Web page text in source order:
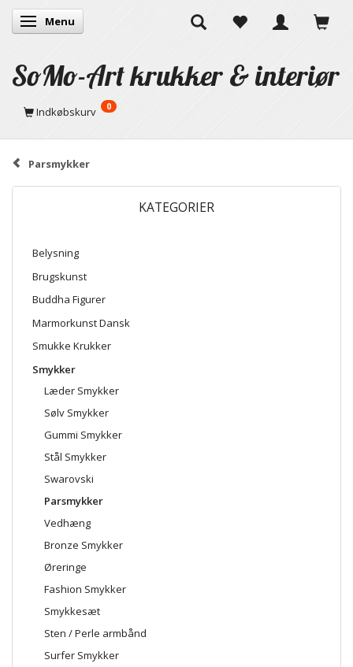
Skifte navigation
Menu
SoMo-Art krukker & interiør
Indkøbskurv 0
Parsmykker
KATEGORIER
Belysning
Brugskunst
Buddha Figurer
Marmorkunst Dansk
Smukke Krukker
Smykker
Læder Smykker
Sølv Smykker
Gummi Smykker
Stål Smykker
Swarovski
Parsmykker
Vedhæng
Bronze Smykker
Øreringe
Fashion Smykker
Smykkesæt
Sten / Perle armbånd
Surfer Smykker